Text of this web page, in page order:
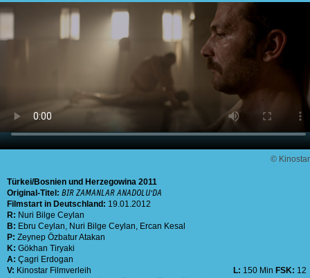
© Kinostar
Türkei Bosnien und Herzegowina 2011
Original-Titel: BIR ZAMANLAR ANADOLU'DA
Filmstart in Deutschland: 19.01.2012
R: Nuri Bilge Ceylan
B: Ebru Ceylan, Nuri Bilge Ceylan, Ercan Kesal
P: Zeynep Özbatur Atakan
K: Gökhan Tiryaki
A: Çagri Erdogan
V: Kinostar Filmverleih L: 150 Min FSK: 12